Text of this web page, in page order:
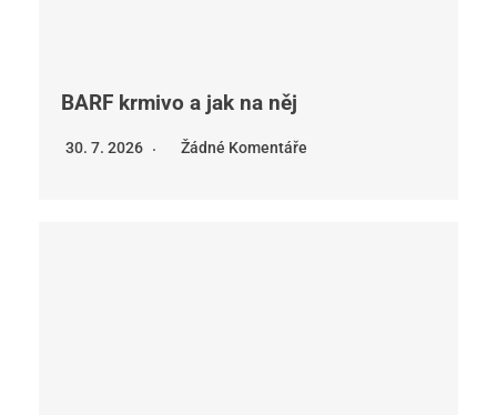
BARF krmivo a jak na něj
30. 7. 2026 Žádné Komentáře